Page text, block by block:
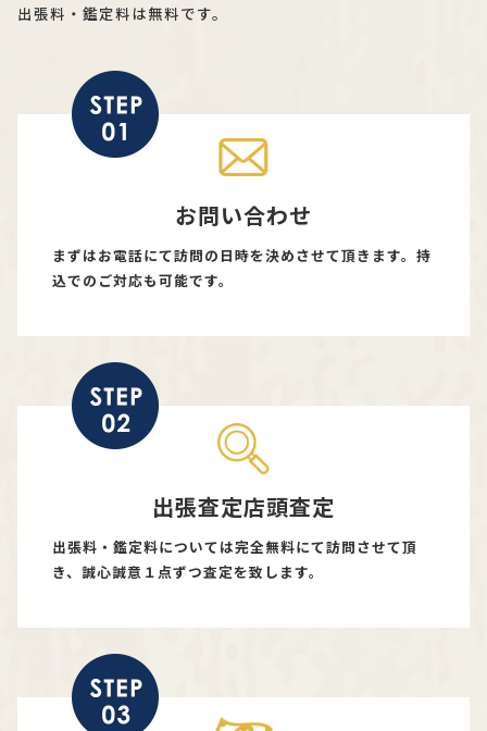
出張料・鑑定料は無料です。
お問い合わせ
まずはお電話にて訪問の日時を決めさせて頂きます。持
込でのご対応も可能です。
出張査定店頭査定
出張料・鑑定料については完全無料にて訪問させて頂
き、誠心誠意１点ずつ査定を致します。